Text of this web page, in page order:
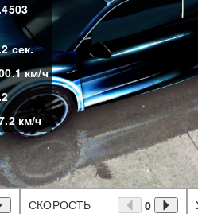
сек.
км/ч
км/ч
СКОРОСТЬ 0